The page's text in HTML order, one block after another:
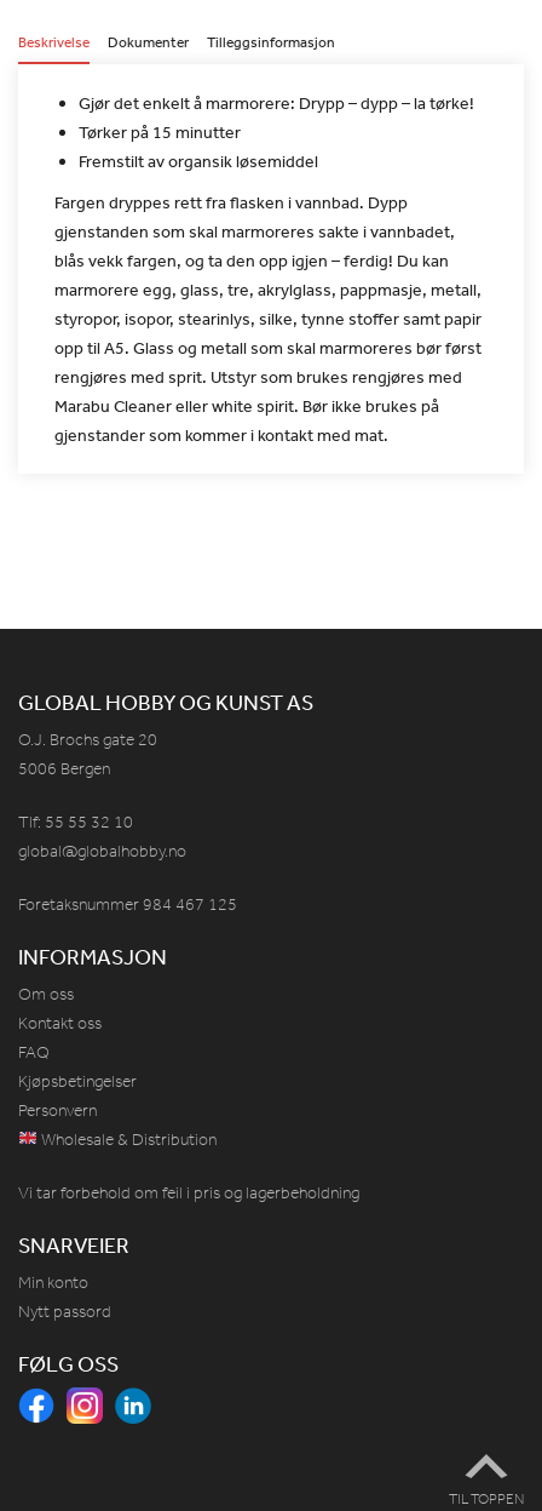
Beskrivelse Dokumenter Tilleggsinformasjon
Gjør det enkelt å marmorere: Drypp – dypp – la tørke!
Tørker på 15 minutter
Fremstilt av organsik løsemiddel
Fargen dryppes rett fra flasken i vannbad. Dypp
gjenstanden som skal marmoreres sakte i vannbadet,
blås vekk fargen, og ta den oppigjen – ferdig! Du kan
marmorere egg, glass, tre, akrylglass, pappmasje, metall,
styropor, isopor, stearinlys, silke, tynne stoffer samt papir
opptil A5. Glass og metall som skal marmoreres bør først
rengjøres med sprit. Utstyr som brukes rengjøres med
Marabu Cleaner eller white spirit. Bør ikke brukes på
gjenstander som kommer i kontakt med mat.
GLOBAL HOBBY OG KUNST AS
O.J. Brochs gate 20
5006 Bergen
Tlf: 55 55 32 10
global@globalhobby.no
Foretaksnummer 984 467 125
INFORMASJON
Om oss
Kontakt oss
FAQ
Kjøpsbetingelser
Personvern
Wholesale & Distribution
Vi tar forbehold om feil i pris og lagerbeholdning
SNARVEIER
Min konto
Nytt passord
FØLG OSS
TIL TOPPEN